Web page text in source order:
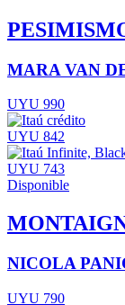
MARA VAN
UYU 990
UYU 842
UYU 743
Disponible
NICOLA
UYU 790